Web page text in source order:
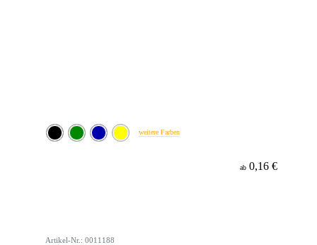
weitere Farben
ab 0,16 €
Artikel-Nr.: 0011188